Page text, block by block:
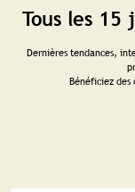
Tous les
Dernières tendances,
Bénéficiez